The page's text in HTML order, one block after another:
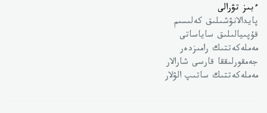
ءبىز تۋرالى
پايدالانۋشىلىق كەلىسىم
قۇپىيالىلىق ساياساتى
مەملەكەتتىك رامىزدەر
جەمقورلىققا قارسى شارالار
مەملەكەتتىك ساتىپ الۋلار